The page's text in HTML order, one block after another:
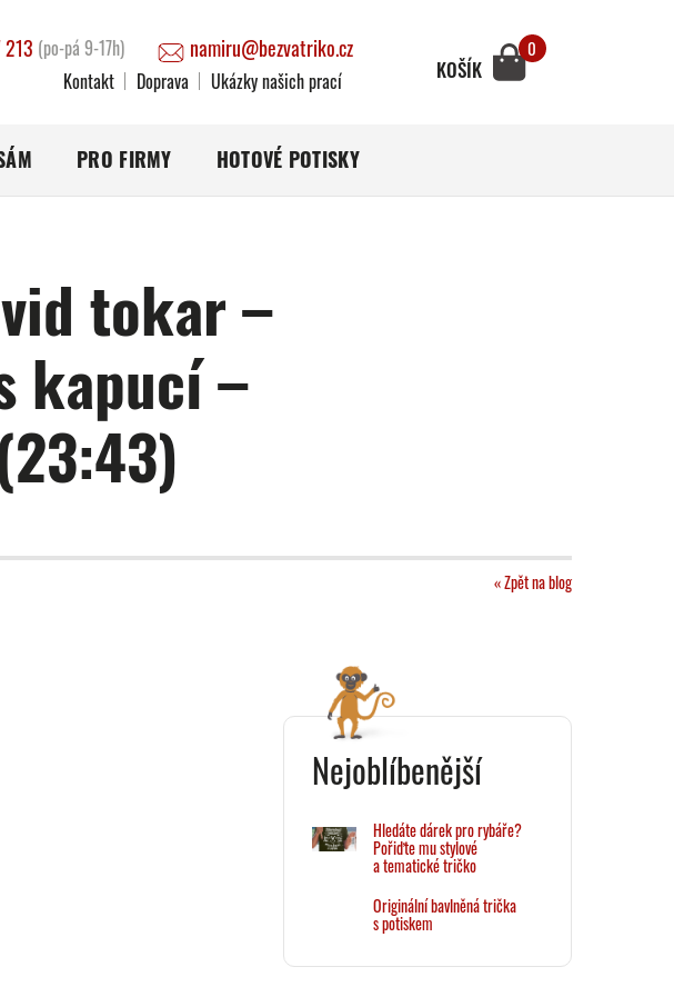
(po-pá 9-17h) namiru@bezvatriko.cz
Kontakt Doprava Ukázky našich prací KOŠÍK
0
PRO FIRMY HOTOVÉ POTISKY
tokar –
kapucí –
« Zpět na blog
Nejoblíbenější
Hledáte dárek pro rybáře?
Pořiďte mu stylové
a tematické tričko
Originální bavlněná trička
s potiskem